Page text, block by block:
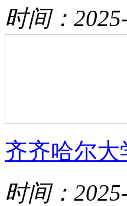
时间：
齐齐哈尔
时间：